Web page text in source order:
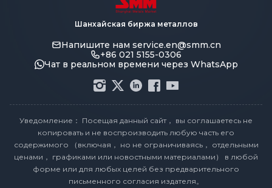
Шанхайская биржа металлов
Напишите нам service.en@smm.cn
+86 021 5155-0306
Чат в реальном времени через WhatsApp
Уведомление： Посещая данный сайт， вы соглашаетесь не
копировать и не воспроизводить любую часть его
содержимого （включая， но не ограничиваясь， отдельными
ценами， графиками или новостными материалами） в любой
форме или для любых целей без предварительного
письменного согласия издателя。